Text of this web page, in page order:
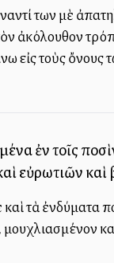
των μὲ
ἀκόλουθον
εἰς τοὺς ὄνους
ἐν τοῖς
εὐρωτιῶν
τὰ ἐνδύματα